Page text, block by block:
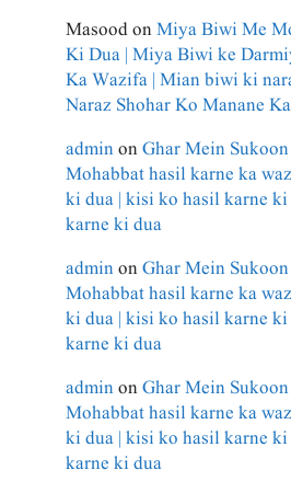
MasoodonMiya Biwi Me
Ki Dua | Miya Biwi ke
Ka Wazifa | Mian biwi ki
Naraz Shohar Ko Manane
adminonGhar Mein
Mohabbat hasil karne ka
ki dua | kisi ko hasil karne ki
karne ki dua
adminonGhar Mein
Mohabbat hasil karne ka
ki dua | kisi ko hasil karne ki
karne ki dua
adminonGhar Mein
Mohabbat hasil karne ka
ki dua | kisi ko hasil karne ki
karne ki dua